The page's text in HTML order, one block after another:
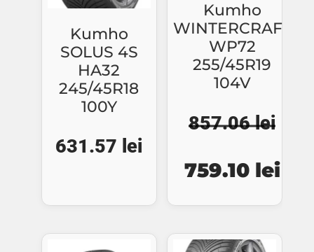
Kumho
SOLUS 4S
HA32
245/45R18
100Y
631.57 lei
Kumho
WINTERCRAFT
WP72
255/45R19
104V
857.06lei
inițial
a
fost:
759.10 lei